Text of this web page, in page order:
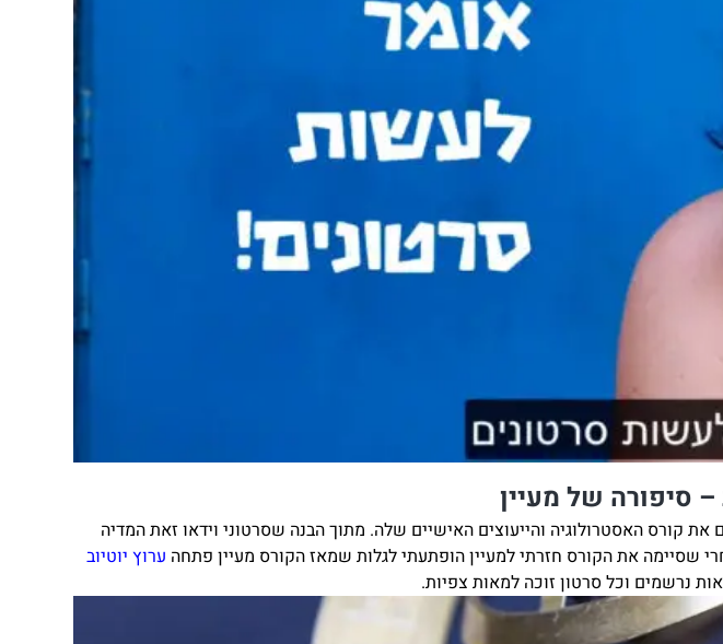
סיפורה של מעיין
קורס האסטרולוגיה והייעוצים האישיים שלה. מתוך הבנה שסרטוני וידאו זאת המדיה
שסיימה את הקורס חזרתי למעיין הופתעתי לגלות שמאז הקורס מעיין פתחה ערוץ יוטיוב
נרשמים וכל סרטון זוכה למאות צפיות.